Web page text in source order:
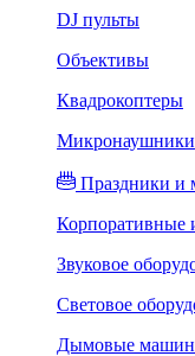
DJ пульты
Объективы
Квадрокоптеры
Микронаушники
Праздники и
Корпоративные
Звуковое
Световое
Дымовые